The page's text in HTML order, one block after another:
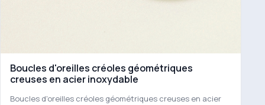
Boucles d'oreilles créoles géométriques
creuses en acier inoxydable
Boucles d'oreilles créoles géométriques creuses en acier